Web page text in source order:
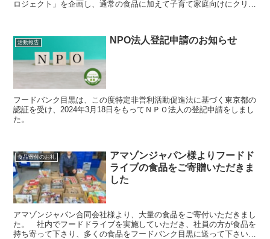
ロジェクト」を企画し、通常の食品に加えて子育て家庭向けにクリス
活動報告 NPO法人登記申請のお知らせ
フードバンク目黒は、この度特定非営利活動促進法に基づく東京都の
認証を受け、2024年3月18日をもってＮＰＯ法人の登記申請をしまし
た。
食品寄付のお礼
アマゾンジャパン様よりフードド
ライブの食品をご寄贈いただきま
した
アマゾンジャパン合同会社様より、大量の食品をご寄付いただきまし
た。 社内でフードドライブを実施していただき、社員の方が食品を
持ち寄って下さり、多くの食品をフードバンク目黒に送って下さいま